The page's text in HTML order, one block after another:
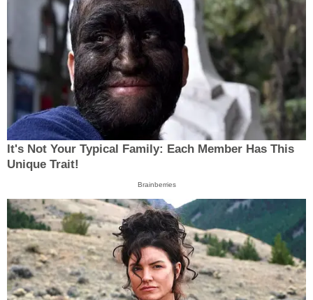
It's Not Your Typical Family: Each Member Has This
Unique Trait!
Brainberries